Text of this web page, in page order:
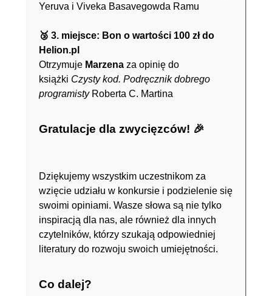
Yeruva i Viveka Basavegowda Ramu
🥉 3. miejsce: Bon o wartości 100 zł do
Helion.pl
Otrzymuje Marzena za opinię do
książki Czysty kod. Podręcznik dobrego
programistyRoberta C. Martina
Gratulacje dla zwycięzców! 🎉
Dziękujemy wszystkim uczestnikom za
wzięcie udziału w konkursie i podzielenie się
swoimi opiniami. Wasze słowa są nie tylko
inspiracją dla nas, ale również dla innych
czytelników, którzy szukają odpowiedniej
literatury do rozwoju swoich umiejętności.
Co dalej?